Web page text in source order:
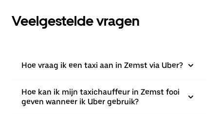
Veelgestelde vragen
Hoe vraag ik een taxi aan in Zemst via Uber?
Hoe kan ik mijn taxichauffeur in Zemst fooi
geven wanneer ik Uber gebruik?